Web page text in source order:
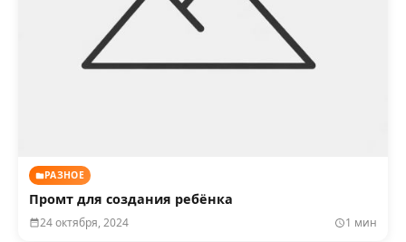
РАЗНОЕ
Промт для создания ребёнка
24 октября, 2024 1 мин